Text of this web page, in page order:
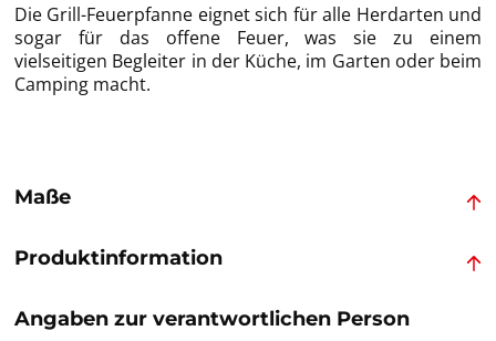
Die Grill-Feuerpfanne eignet sich für alle Herdarten und
sogar für das offene Feuer, was sie zu einem
vielseitigen Begleiter in der Küche, im Garten oder beim
Camping macht.
Maße
Produktinformation
Angaben zur verantwortlichen Person